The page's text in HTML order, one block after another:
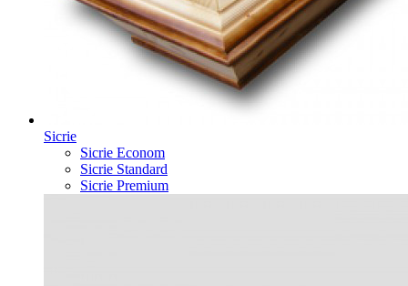
Sicrie
Sicrie Econom
Sicrie Standard
Sicrie Premium